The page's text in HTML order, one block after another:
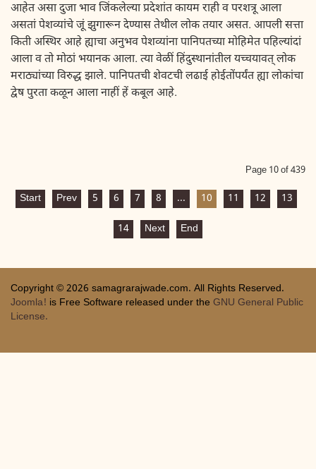
आहेत असा दुजा भाव जिंकलेल्या प्रदेशांत कायम राही व परशत्रू आला
असतां पेशव्यांचे जूं झुगारून देण्यास तेथील लोक तयार असत. आपली सत्ता
किती अस्थिर आहे ह्याचा अनुभव पेशव्यांना पानिपतच्या मोहिमेत पहिल्यांदां
आला व तो मोठां भयानक आला. त्या वेळीं हिंदुस्थानांतील यच्चयावत् लोक
मराठ्यांच्या विरुद्ध झाले. पानिपतची शेवटची लढाई होईतोंपर्यंत ह्या लोकांचा
द्वेष पुरता कळून आला नाहीं हें कबूल आहे.
Page 10 of 439
Start Prev 5 6 7 8 ... 10 11 12 13
14 Next End
Copyright © 2026 samagrarajwade.com. All Rights Reserved.
Joomla! is Free Software released under the GNU General Public
License.